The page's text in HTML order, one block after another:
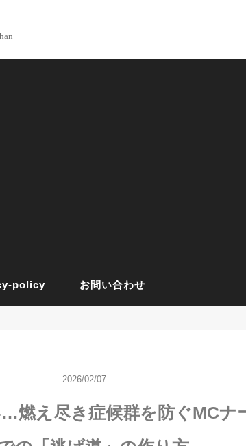
policy お問い合わせ
2026/02/07
燃え尽き症候群を防ぐMCナ